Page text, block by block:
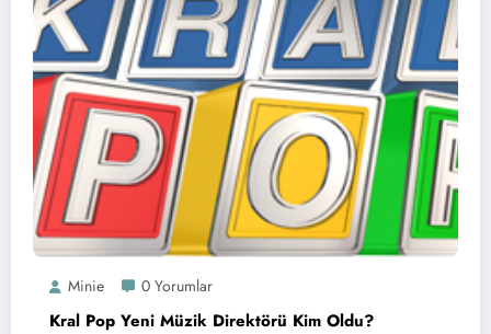
Minie 0 Yorumlar
Kral Pop Yeni Müzik Direktörü Kim Oldu?